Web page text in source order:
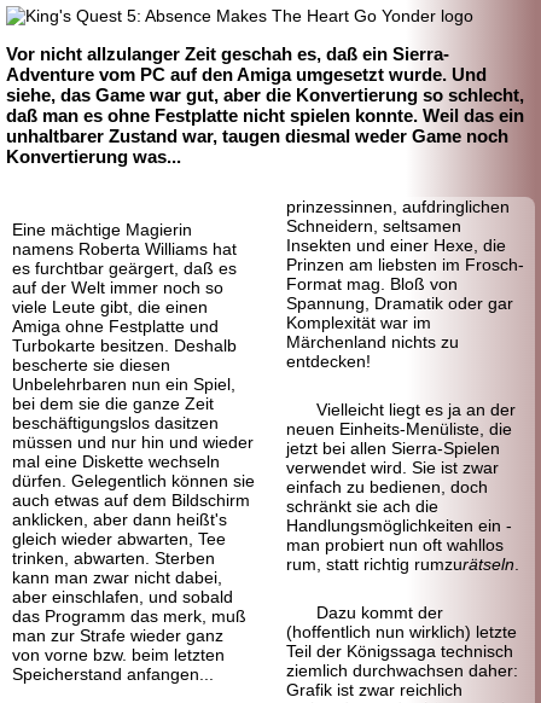
Vor nicht allzulanger Zeit geschah es, daß ein Sierra-
Adventure vom PC auf den Amiga umgesetzt wurde. Und
siehe, das Game war gut, aber die Konvertierung so schlecht,
daß man es ohne Festplatte nicht spielen konnte. Weil das ein
unhaltbarer Zustand war, taugen diesmal weder Game noch
Konvertierung was...
Eine mächtige Magierin
namens Roberta Williams hat
es furchtbar geärgert, daß es
auf der Welt immer noch so
viele Leute gibt, die einen
Amiga ohne Festplatte und
Turbokarte besitzen. Deshalb
bescherte sie diesen
Unbelehrbaren nun ein Spiel,
bei dem sie die ganze Zeit
beschäftigungslos dasitzen
müssen und nur hin und wieder
mal eine Diskette wechseln
dürfen. Gelegentlich können sie
auch etwas auf dem Bildschirm
anklicken, aber dann heißt's
gleich wieder abwarten, Tee
trinken, abwarten. Sterben
kann man zwar nicht dabei,
aber einschlafen, und sobald
das Programm das merk, muß
man zur Strafe wieder ganz
von vorne bzw. beim letzten
Speicherstand anfangen...
prinzessinnen, aufdringlichen
Schneidern, seltsamen
Insekten und einer Hexe, die
Prinzen am liebsten im Frosch-
Format mag. Bloß von
Spannung, Dramatik oder gar
Komplexität war im
Märchenland nichts zu
entdecken!
Vielleicht liegt es ja an der
neuen Einheits-Menüliste, die
jetzt bei allen Sierra-Spielen
verwendet wird. Sie ist zwar
einfach zu bedienen, doch
schränkt sie ach die
Handlungsmöglichkeiten ein -
man probiert nun oft wahllos
rum, statt richtig rumzurätseln
Dazu kommt der
(hoffentlich nun wirklich) letzte
Teil der Königssaga technisch
ziemlich durchwachsen daher:
Grafik ist zwar reichlich